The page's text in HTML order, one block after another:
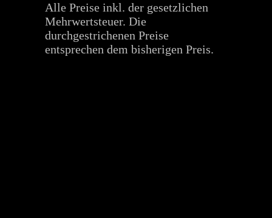
Alle Preise inkl. der gesetzlichen
Mehrwertsteuer. Die
durchgestrichenen Preise
entsprechen dem bisherigen Preis.